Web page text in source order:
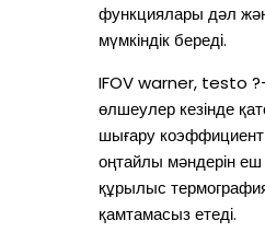
функциялары дәл
мүмкіндік береді.
IFOV warner, testo
өлшеулер кезінде
шығару
оңтайлы мәндерін еш
құрылыс
қамтамасыз етеді.